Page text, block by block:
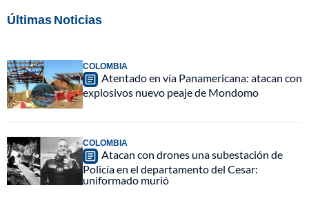
Últimas Noticias
COLOMBIA
Atentado en vía Panamericana: atacan con
explosivos nuevo peaje de Mondomo
COLOMBIA
Atacan con drones una subestación de
Policía en el departamento del Cesar:
uniformado murió